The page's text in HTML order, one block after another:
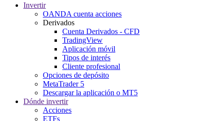
Invertir
OANDA cuenta acciones
Derivados
Cuenta Derivados - CFD
TradingView
Aplicación móvil
Tipos de interés
Cliente profesional
Opciones de depósito
MetaTrader 5
Descargar la aplicación o MT5
Dónde invertir
Acciones
ETFs